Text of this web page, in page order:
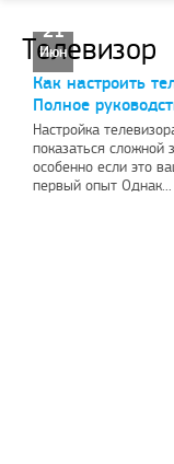
Телевизор
21
Июн
Как настроить
Полное
Настройка
показаться сложной
особенно если это
первый опыт Однак...